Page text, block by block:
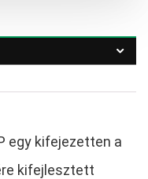
egy kifejezetten a
kifejlesztett